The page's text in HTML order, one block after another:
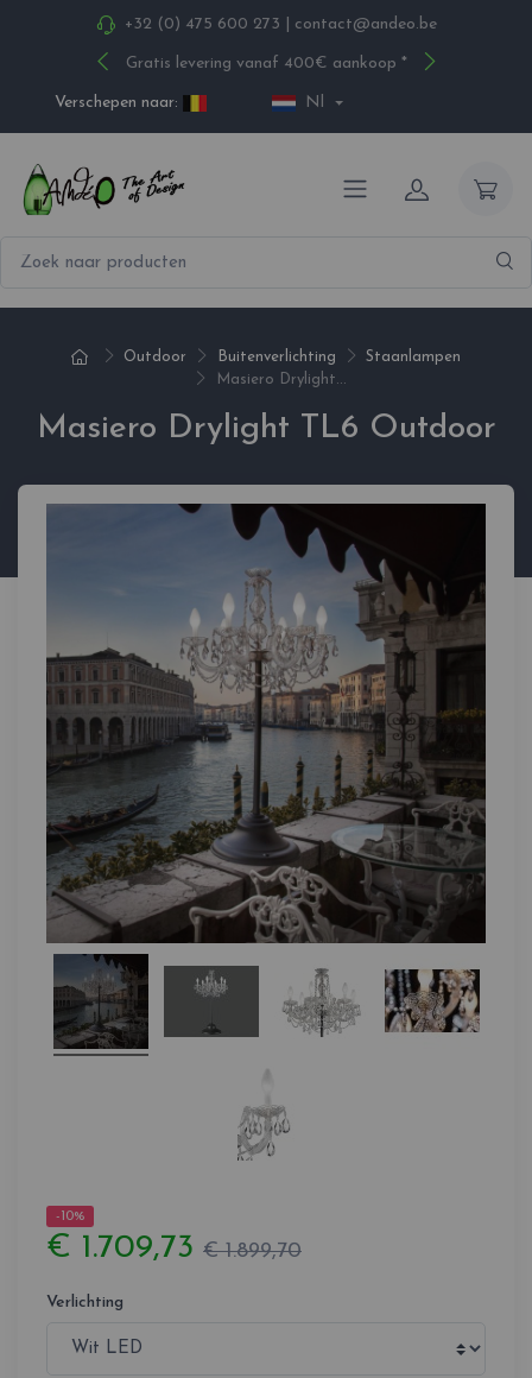
+32 (0) 475 600 273 contact@andeo.be
Gratis levering vanaf 400€ aankoop *
Verschepen naar: Nl
Outdoor Buitenverlichting
Staanlampen
Masiero Drylight...
Masiero Drylight TL6 Outdoor
-10%
€ 1.709,73 € 1.899,70
Verlichting